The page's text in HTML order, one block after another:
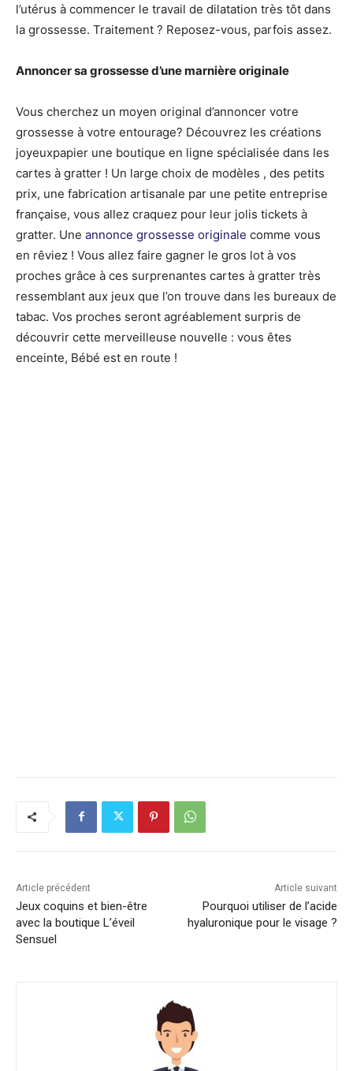
l’utérus à commencer le travail de dilatation très tôt dans
la grossesse. Traitement ? Reposez-vous, parfois assez.
Annoncer sa grossesse d’une marnière originale
Vous cherchez un moyen original d’annoncer votre
grossesse à votre entourage? Découvrez les créations
joyeuxpapier une boutique en ligne spécialisée dans les
cartes à gratter ! Un large choix de modèles , des petits
prix, une fabrication artisanale par une petite entreprise
française, vous allez craquez pour leur jolis tickets à
gratter. Une annonce grossesse originale comme vous
en rêviez ! Vous allez faire gagner le gros lot à vos
proches grâce à ces surprenantes cartes à gratter très
ressemblant aux jeux que l’on trouve dans les bureaux de
tabac. Vos proches seront agréablement surpris de
découvrir cette merveilleuse nouvelle : vous êtes
enceinte, Bébé est en route !
Article précédent
Jeux coquins et bien-être
avec la boutique L’éveil
Sensuel
Article suivant
Pourquoi utiliser de l’acide
hyaluronique pour le visage ?